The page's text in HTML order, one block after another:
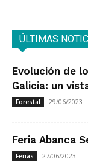
ÚLTIMAS
Evolución de
Galicia: un
Forestal 29/06/2023
Feria Abanca
Ferias 27/06/2023